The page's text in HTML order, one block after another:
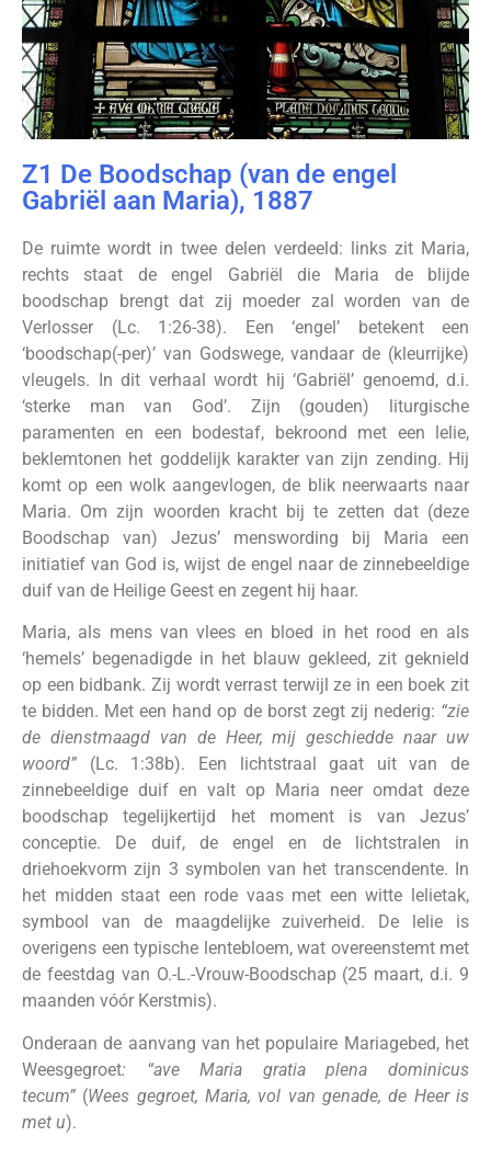
Z1 De Boodschap (van de engel
Gabriël aan Maria), 1887
De ruimte wordt in twee delen verdeeld: links zit Maria,
rechts staat de engel Gabriël die Maria de blijde
boodschap brengt dat zij moeder zal worden van de
Verlosser (Lc. 1:26-38). Een ‘engel’ betekent een
‘boodschap(-per)’ van Godswege, vandaar de (kleurrijke)
vleugels. In dit verhaal wordt hij ‘Gabriël’ genoemd, d.i.
‘sterke man van God’. Zijn (gouden) liturgische
paramenten en een bodestaf, bekroond met een lelie,
beklemtonen het goddelijk karakter van zijn zending. Hij
komt op een wolk aangevlogen, de blik neerwaarts naar
Maria. Om zijn woorden kracht bij te zetten dat (deze
Boodschap van) Jezus’ menswording bij Maria een
initiatief van God is, wijst de engel naar de zinnebeeldige
duif van de Heilige Geest en zegent hij haar.
Maria, als mens van vlees en bloed in het rood en als
‘hemels’ begenadigde in het blauw gekleed, zit geknield
op een bidbank. Zij wordt verrast terwijl ze in een boek zit
te bidden. Met een hand op de borst zegt zij nederig: “zie
de dienstmaagd van de Heer, mij geschiedde naar uw
woord” (Lc. 1:38b). Een lichtstraal gaat uit van de
zinnebeeldige duif en valt op Maria neer omdat deze
boodschap tegelijkertijd het moment is van Jezus’
conceptie. De duif, de engel en de lichtstralen in
driehoekvorm zijn 3 symbolen van het transcendente. In
het midden staat een rode vaas met een witte lelietak,
symbool van de maagdelijke zuiverheid. De lelie is
overigens een typische lentebloem, wat overeenstemt met
de feestdag van O.-L.-Vrouw-Boodschap (25 maart, d.i. 9
maanden vóór Kerstmis).
Onderaan de aanvang van het populaire Mariagebed, het
Weesgegroet: “ave Maria gratia plena dominicus
tecum” (Wees gegroet, Maria, vol van genade, de Heer is
met u).